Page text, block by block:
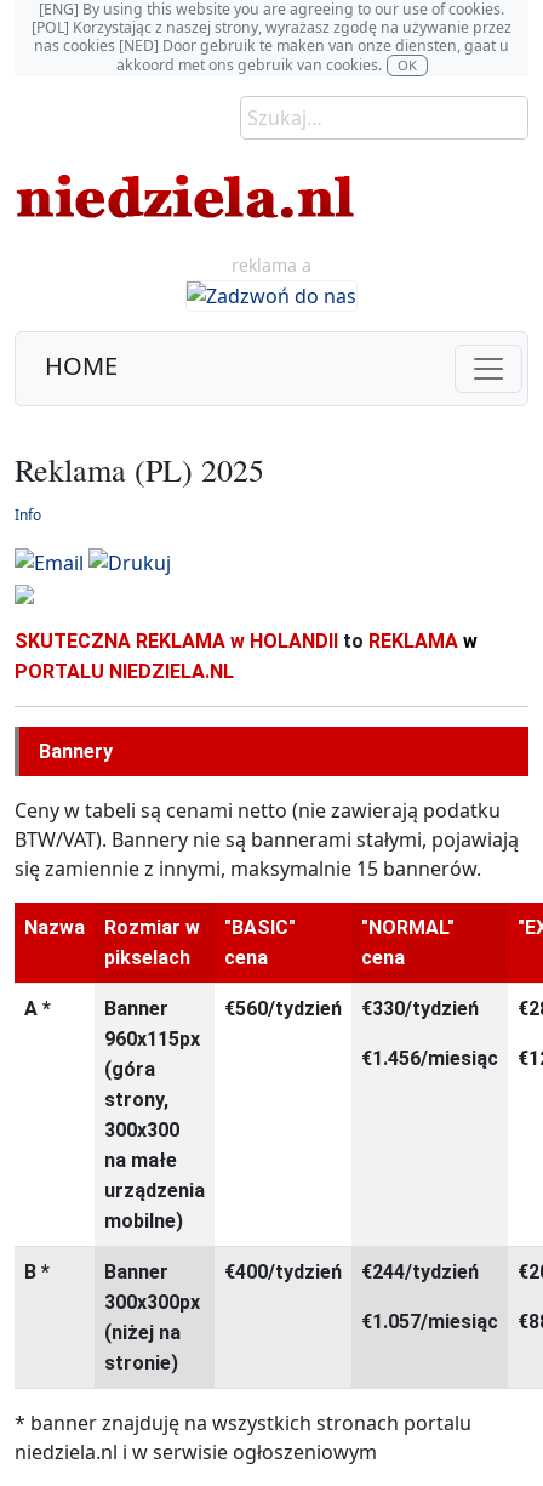
[ENG] By using this website you are agreeing to our use of cookies.
[POL] Korzystając z naszej strony, wyrażasz zgodę na używanie przez
nas cookies [NED] Door gebruik te maken van onze diensten, gaat u
akkoord met ons gebruik van cookies.
OK
reklama a
HOME
Reklama (PL) 2025
Info
SKUTECZNA REKLAMA w HOLANDII to REKLAMA w
PORTALU NIEDZIELA.NL
Bannery
Ceny w tabeli są cenami netto (nie zawierają podatku
BTW/VAT). Bannery nie są bannerami stałymi, pojawiają
się zamiennie z innymi, maksymalnie 15 bannerów.
Nazwa
Rozmiar w
pikselach
"BASIC"
cena
"NORMAL"
cena
A *
Banner
960x115px
(góra
strony,
300x300
na małe
urządzenia
mobilne)
€560/tydzień €330/tydzień
€1.456/miesiąc
B *
Banner
300x300px
(niżej na
stronie)
€400/tydzień €244/tydzień
€1.057/miesiąc
* banner znajduję na wszystkich stronach portalu
niedziela.nl i w serwisie ogłoszeniowym